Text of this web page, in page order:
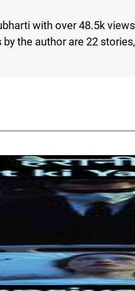
with over 48.5k
the author are 22